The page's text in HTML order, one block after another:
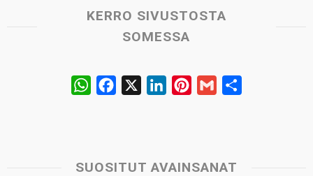
KERRO SIVUSTOSTA
SOMESSA
W
s
b
e
e
l
SUOSITUT AVAINSANAT